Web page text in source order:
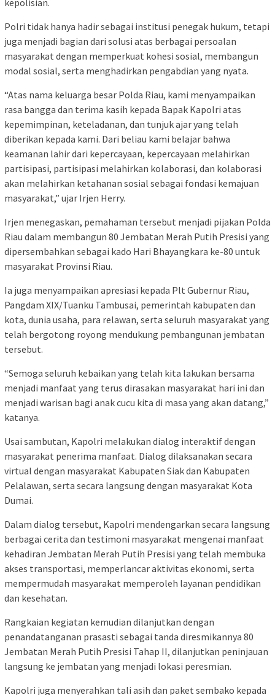
Polri tidak hanya hadir sebagai institusi penegak hukum, tetapi
juga menjadi bagian dari solusi atas berbagai persoalan
masyarakat dengan memperkuat kohesi sosial, membangun
modal sosial, serta menghadirkan pengabdian yang nyata.
“Atas nama keluarga besar Polda Riau, kami menyampaikan
rasa bangga dan terima kasih kepada Bapak Kapolri atas
kepemimpinan, keteladanan, dan tunjuk ajar yang telah
diberikan kepada kami. Dari beliau kami belajar bahwa
keamanan lahir dari kepercayaan, kepercayaan melahirkan
partisipasi, partisipasi melahirkan kolaborasi, dan kolaborasi
akan melahirkan ketahanan sosial sebagai fondasi kemajuan
masyarakat,” ujar Irjen Herry.
Irjen menegaskan, pemahaman tersebut menjadi pijakan Polda
Riau dalam membangun 80 Jembatan Merah Putih Presisi yang
dipersembahkan sebagai kado Hari Bhayangkara ke-80 untuk
masyarakat Provinsi Riau.
Ia juga menyampaikan apresiasi kepada Plt Gubernur Riau,
Pangdam XIX/Tuanku Tambusai, pemerintah kabupaten dan
kota, dunia usaha, para relawan, serta seluruh masyarakat yang
telah bergotong royong mendukung pembangunan jembatan
tersebut.
“Semoga seluruh kebaikan yang telah kita lakukan bersama
menjadi manfaat yang terus dirasakan masyarakat hari ini dan
menjadi warisan bagi anak cucu kita di masa yang akan datang,”
katanya.
Usai sambutan, Kapolri melakukan dialog interaktif dengan
masyarakat penerima manfaat. Dialog dilaksanakan secara
virtual dengan masyarakat Kabupaten Siak dan Kabupaten
Pelalawan, serta secara langsung dengan masyarakat Kota
Dumai.
Dalam dialog tersebut, Kapolri mendengarkan secara langsung
berbagai cerita dan testimoni masyarakat mengenai manfaat
kehadiran Jembatan Merah Putih Presisi yang telah membuka
akses transportasi, memperlancar aktivitas ekonomi, serta
mempermudah masyarakat memperoleh layanan pendidikan
dan kesehatan.
Rangkaian kegiatan kemudian dilanjutkan dengan
penandatanganan prasasti sebagai tanda diresmikannya 80
Jembatan Merah Putih Presisi Tahap II, dilanjutkan peninjauan
langsung ke jembatan yang menjadi lokasi peresmian.
Kapolri juga menyerahkan tali asih dan paket sembako kepada